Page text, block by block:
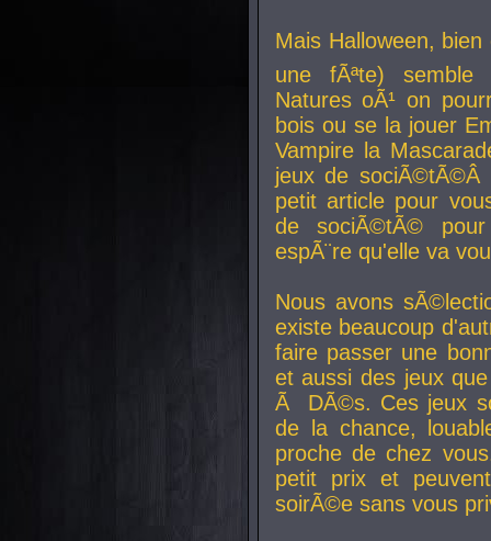
Mais Halloween, bien
une fÃªte) semble
Natures oÃ¹ on
bois ou se la jouer
Vampire la
jeux de
petit article pour
de sociÃ©tÃ©
espÃ¨re qu'elle va
Nous avons
existe beaucoup
faire passer une
et aussi des jeux
Ã DÃ©s. Ces jeux
de la chance,
proche de chez
petit prix et
soirÃ©e sans vous